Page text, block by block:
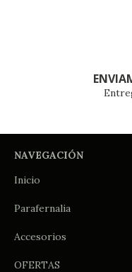
NAVEGACIÓN
Inicio
Parafernalia
Accesorios
OFERTAS